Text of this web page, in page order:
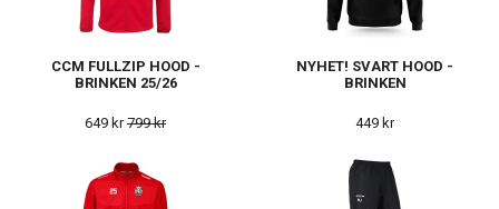
CCM FULLZIP HOOD -
BRINKEN 25/26
649 kr799 kr
NYHET! SVART HOOD -
BRINKEN
449 kr